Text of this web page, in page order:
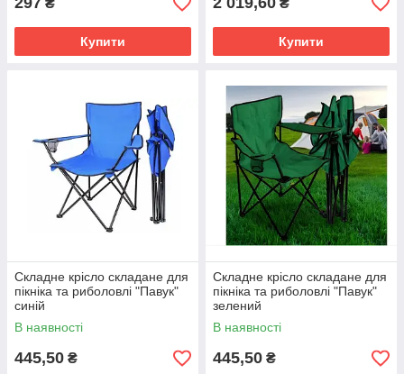
₴
Купити
₴
Купити
Складне крісло складане для
пікніка та риболовлі "Павук"
синій
В наявності
445,50 ₴
Складне крісло складане для
пікніка та риболовлі "Павук"
зелений
В наявності
445,50 ₴